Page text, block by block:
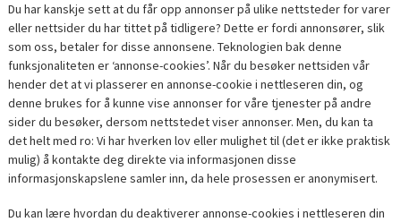
Du har kanskje sett at du får opp annonser på ulike nettsteder for varer
eller nettsider du har tittet på tidligere? Dette er fordi annonsører, slik
som oss, betaler for disse annonsene. Teknologien bak denne
funksjonaliteten er ‘annonse-cookies’. Når du besøker nettsiden vår
hender det at vi plasserer en annonse-cookie i nettleseren din, og
denne brukes for å kunne vise annonser for våre tjenester på andre
sider du besøker, dersom nettstedet viser annonser. Men, du kan ta
det helt med ro: Vi har hverken lov eller mulighet til (det er ikke praktisk
mulig) å kontakte deg direkte via informasjonen disse
informasjonskapslene samler inn, da hele prosessen er anonymisert.
Du kan lære hvordan du deaktiverer annonse-cookies i nettleseren din